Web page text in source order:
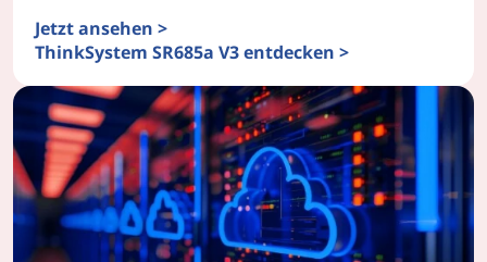
Jetzt ansehen >
ThinkSystem SR685a V3 entdecken >